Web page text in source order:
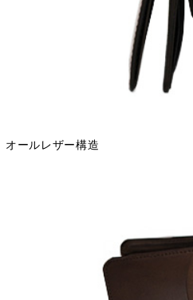
オールレザー構造